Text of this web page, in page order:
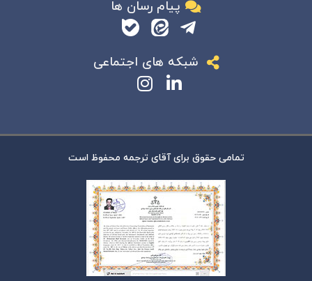
پیام رسان ها
شبکه های اجتماعی
تمامی حقوق برای آقای ترجمه محفوظ است